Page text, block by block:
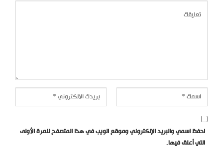
احفظ اسمي والبريد الإلكتروني وموقع الويب في هذا المتصفح للمرة الأولى
التي أعلق فيها.